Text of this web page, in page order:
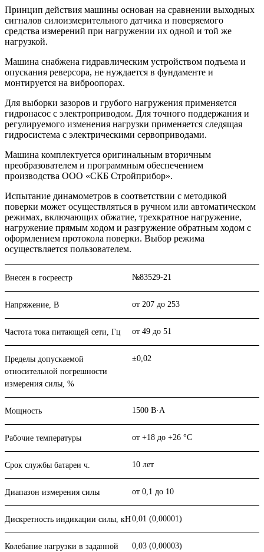
Принцип действия машины основан на сравнении выходных
сигналов силоизмерительного датчика и поверяемого
средства измерений при нагружении их одной и той же
нагрузкой.
Машина снабжена гидравлическим устройством подъема и
опускания реверсора, не нуждается в фундаменте и
монтируется на виброопорах.
Для выборки зазоров и грубого нагружения применяется
гидронасос с электроприводом. Для точного поддержания и
регулируемого изменения нагрузки применяется следящая
гидросистема с электрическими сервоприводами.
Машина комплектуется оригинальным вторичным
преобразователем и программным обеспечением
производства ООО «СКБ Стройприбор».
Испытание динамометров в соответствии с методикой
поверки может осуществляться в ручном или автоматическом
режимах, включающих обжатие, трехкратное нагружение,
нагружение прямым ходом и разгружение обратным ходом с
оформлением протокола поверки. Выбор режима
осуществляется пользователем.
Внесен в госреестр №83529-21
Напряжение, В от 207 до 253
Частота тока питающей сети, Гц от 49 до 51
Пределы допускаемой
относительной погрешности
измерения силы, %
±0,02
Мощность 1500 В·А
Рабочие температуры от +18 до +26 °С
Срок службы батареи ч. 10 лет
Диапазон измерения силы от 0,1 до 10
Дискретность индикации силы, кН0,01 (0,00001)
Колебание нагрузки в задан­ной
0,03 (0,00003)